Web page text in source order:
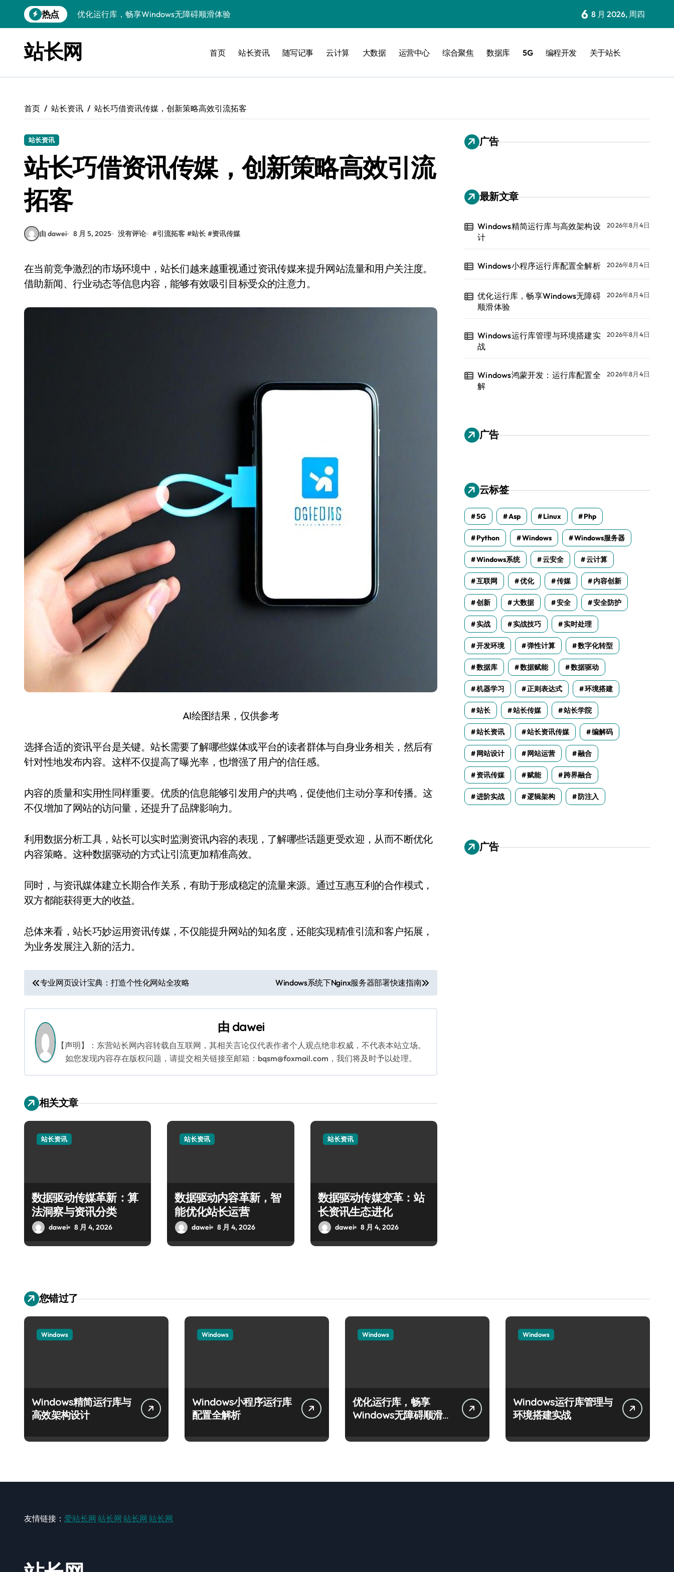
到
热点
优化运行库，畅享Windows无障碍顺滑体验
Windows鸿蒙开发：运行库配置全解
Windows嵌入式开发环境搭建与运行库优化
Linux环境优化与数据库调优实战
Linux下计算机视觉数据库配置与优化
Windows精简运行库与高效架构设计
6 8 月 2026, 周四
站长网 首页 站长资讯 随写记事 云计算 大数据 运营中心 综合聚焦 数据库 5G 编程开发 关于站长
首页 站长资讯 站长巧借资讯传媒，创新策略高效引流拓客
站长资讯
站长巧借资讯传媒，创新策略高效引流
拓客
由 dawei 8 月 5, 2025 没有评论 #引流拓客 #站长 #资讯传媒
在当前竞争激烈的市场环境中，站长们越来越重视通过资讯传媒来提升网站流量和用户关注度。
借助新闻、行业动态等信息内容，能够有效吸引目标受众的注意力。
AI绘图结果，仅供参考
选择合适的资讯平台是关键。站长需要了解哪些媒体或平台的读者群体与自身业务相关，然后有
针对性地发布内容。这样不仅提高了曝光率，也增强了用户的信任感。
内容的质量和实用性同样重要。优质的信息能够引发用户的共鸣，促使他们主动分享和传播。这
不仅增加了网站的访问量，还提升了品牌影响力。
利用数据分析工具，站长可以实时监测资讯内容的表现，了解哪些话题更受欢迎，从而不断优化
内容策略。这种数据驱动的方式让引流更加精准高效。
同时，与资讯媒体建立长期合作关系，有助于形成稳定的流量来源。通过互惠互利的合作模式，
双方都能获得更大的收益。
总体来看，站长巧妙运用资讯传媒，不仅能提升网站的知名度，还能实现精准引流和客户拓展，
为业务发展注入新的活力。
文
章
导
航
专业网页设计宝典：打造个性化网站全攻略 Windows系统下Nginx服务器部署快速指南
由 dawei
【声明】：东营站长网内容转载自互联网，其相关言论仅代表作者个人观点绝非权威，不代表本站立场。
如您发现内容存在版权问题，请提交相关链接至邮箱：bqsm@foxmail.com，我们将及时予以处理。
相关文章
站长资讯
数据驱动传媒革新：算
法洞察与资讯分类
dawei 8 月 4, 2026
站长资讯
数据驱动内容革新，智
能优化站长运营
dawei 8 月 4, 2026
站长资讯
数据驱动传媒变革：站
长资讯生态进化
dawei 8 月 4, 2026
广告
最新文章
Windows精简运行库与高效架构设
计
2026年8月4日
Windows小程序运行库配置全解析 2026年8月4日
优化运行库，畅享Windows无障碍
顺滑体验
2026年8月4日
Windows运行库管理与环境搭建实
战
2026年8月4日
Windows鸿蒙开发：运行库配置全
解
2026年8月4日
广告
云标签
5G Asp Linux Php
Python Windows Windows服务器
Windows系统 云安全 云计算
互联网 优化 传媒 内容创新
创新 大数据 安全 安全防护
实战 实战技巧 实时处理
开发环境 弹性计算 数字化转型
数据库 数据赋能 数据驱动
机器学习 正则表达式 环境搭建
站长 站长传媒 站长学院
站长资讯 站长资讯传媒 编解码
网站设计 网站运营 融合
资讯传媒 赋能 跨界融合
进阶实战 逻辑架构 防注入
广告
您错过了
Windows
Windows精简运行库与
高效架构设计
Windows
Windows小程序运行库
配置全解析
Windows
优化运行库，畅享
Windows无障碍顺滑体
Windows
Windows运行库管理与
环境搭建实战
友情链接： 爱站长网 站长网 站长网 站长网